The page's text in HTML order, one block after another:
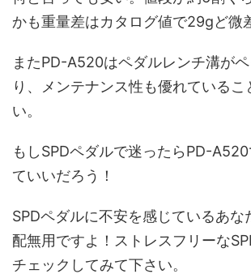
かも重量差はカタログ値で29gど微
またPD-A520はペダルレンチ溝が
り、メンテナンス性も優れているこ
い。
もしSPDペダルで迷ったらPD-
ていいだろう！
SPDペダルに不安を感じているあな
配無用ですよ！ストレスフリーな
チェックしてみて下さい。